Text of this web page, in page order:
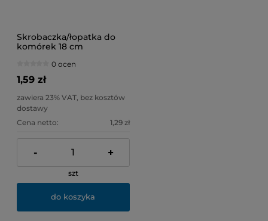
Skrobaczka/łopatka do
komórek 18 cm
0 ocen
1,59 zł
zawiera 23% VAT, bez kosztów
dostawy
Cena netto:
1,29 zł
- +
szt
do koszyka